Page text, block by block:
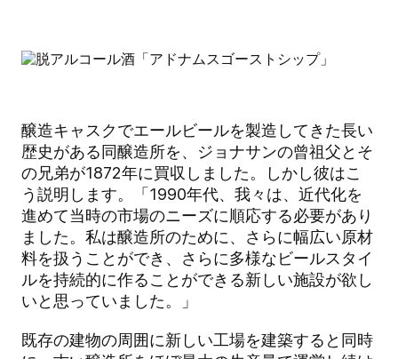
醸造キャスクでエールビールを製造してきた長い
歴史がある同醸造所を、ジョナサンの曾祖父とそ
の兄弟が1872年に買収しました。しかし彼はこ
う説明します。「1990年代、我々は、近代化を
進めて当時の市場のニーズに順応する必要があり
ました。私は醸造所のために、さらに幅広い原材
料を扱うことができ、さらに多様なビールスタイ
ルを持続的に作ることができる新しい施設が欲し
いと思っていました。」
既存の建物の周囲に新しい工場を建築すると同時